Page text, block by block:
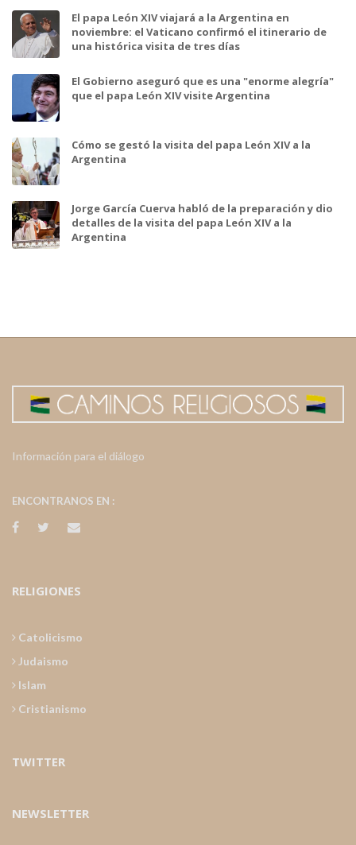
El papa León XIV viajará a la Argentina en
noviembre: el Vaticano confirmó el itinerario de
una histórica visita de tres días
El Gobierno aseguró que es una "enorme alegría"
que el papa León XIV visite Argentina
Cómo se gestó la visita del papa León XIV a la
Argentina
Jorge García Cuerva habló de la preparación y dio
detalles de la visita del papa León XIV a la
Argentina
Información para el diálogo
ENCONTRANOS EN :
RELIGIONES
Catolicismo
Judaismo
Islam
Cristianismo
TWITTER
NEWSLETTER